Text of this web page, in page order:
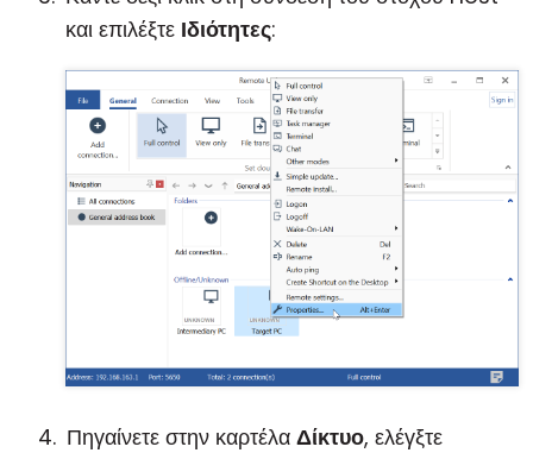
και επιλέξτε Ιδιότητες:
Πηγαίνετε στην καρτέλα Δίκτυο, ελέγξτε